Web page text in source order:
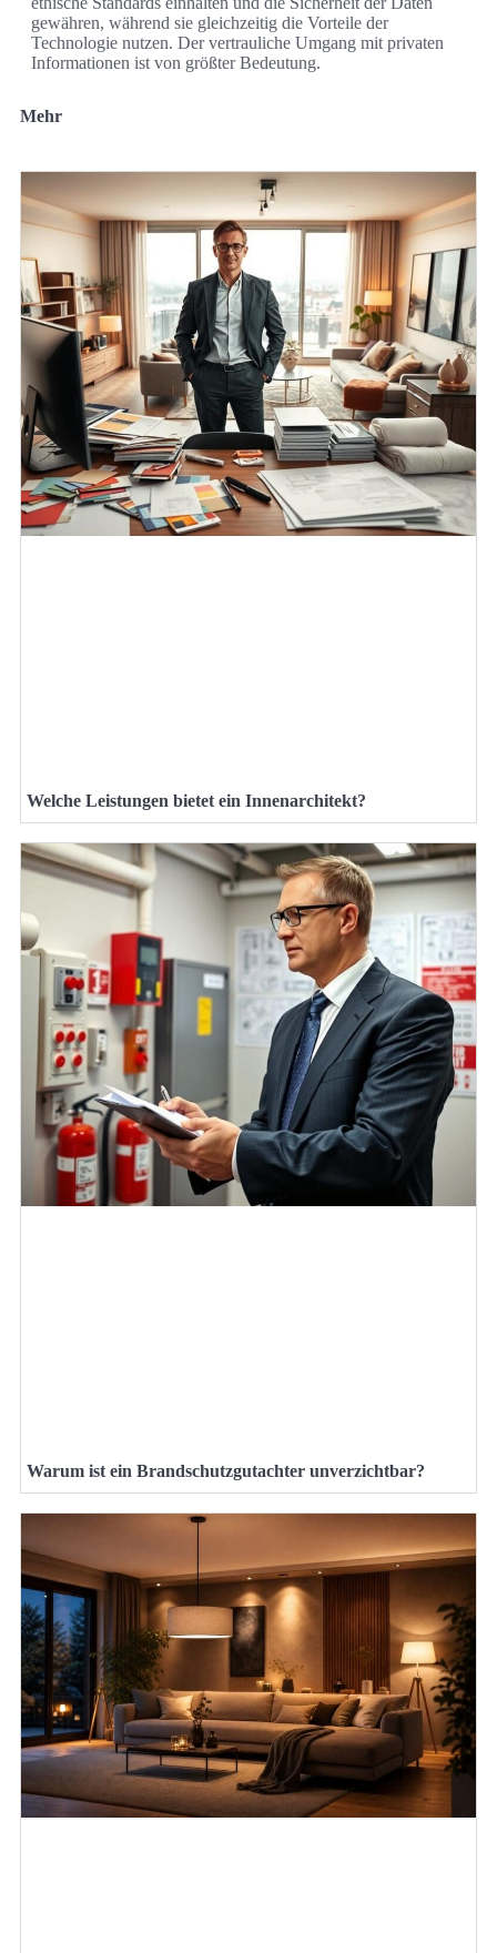
gewähren, während sie gleichzeitig die Vorteile der
Technologie nutzen. Der vertrauliche Umgang mit privaten
Informationen ist von größter Bedeutung.
Mehr
Welche Leistungen bietet ein Innenarchitekt?
Warum ist ein Brandschutzgutachter unverzichtbar?